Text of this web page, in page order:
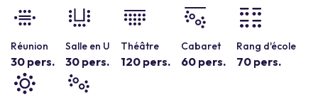
Réunion
30 pers.
Salle en U
30 pers.
Théâtre
120 pers.
Cabaret
60 pers.
Rang d'école
70 pers.